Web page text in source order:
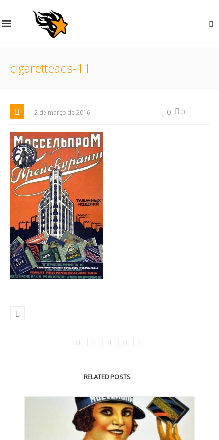
cigaretteads-11
2 de março de 2016 0
0
RELATED POSTS